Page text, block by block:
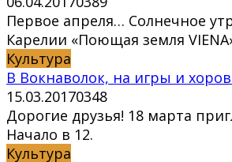
Первое апреля… Солнечное
Карелии «Поющая земля
Культура
В Вокнаволок, на игры и
15.03.20170348
Дорогие друзья! 18 марта
Начало в 12.
Культура